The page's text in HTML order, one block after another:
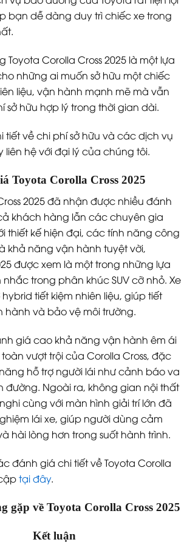
bạn dễ dàng duy trì chiếc xe trong
Corolla Cross 2025 là một lựa
những ai muốn sở hữu một chiếc
liệu, vận hành mạnh mẽ mà vẫn
sở hữu hợp lý trong thời gian dài.
tiết về chi phí sở hữu và các dịch vụ
liên hệ với đại lý của chúng tôi.
Toyota Corolla Cross 2025
2025 đã nhận được nhiều đánh
khách hàng lẫn các chuyên gia
thiết kế hiện đại, các tính năng công
khả năng vận hành tuyệt vời,
được xem là một trong những lựa
trong phân khúc SUV cỡ nhỏ. Xe
tiết kiệm nhiên liệu, giúp tiết
hành và bảo vệ môi trường.
giá cao khả năng vận hành êm ái
vượt trội của Corolla Cross, đặc
hỗ trợ người lái như cảnh báo va
đường. Ngoài ra, không gian nội thất
cùng với màn hình giải trí lớn đã
lái xe, giúp người dùng cảm
hài lòng hơn trong suốt hành trình.
đánh giá chi tiết về Toyota Corolla
tại đây.
gặp về Toyota Corolla Cross 2025
Kết luận